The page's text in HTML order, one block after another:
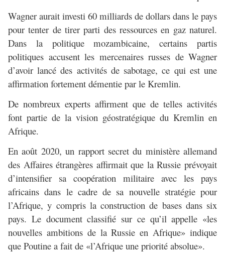
Wagner aurait investi 60 milliards de dollars dans le pays
pour tenter de tirer parti des ressources en gaz naturel.
Dans la politique mozambicaine, certains partis
politiques accusent les mercenaires russes de Wagner
d’avoir lancé des activités de sabotage, ce qui est une
affirmation fortement démentie par le Kremlin.
De nombreux experts affirment que de telles activités
font partie de la vision géostratégique du Kremlin en
Afrique.
En août 2020, un rapport secret du ministère allemand
des Affaires étrangères affirmait que la Russie prévoyait
d’intensifier sa coopération militaire avec les pays
africains dans le cadre de sa nouvelle stratégie pour
l’Afrique, y compris la construction de bases dans six
pays. Le document classifié sur ce qu’il appelle «les
nouvelles ambitions de la Russie en Afrique» indique
que Poutine a fait de «l’Afrique une priorité absolue».